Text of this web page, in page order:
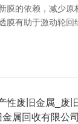
膜的依赖，减少原
膜有助于激动轮回
性废旧金属_废
金属回收有限公